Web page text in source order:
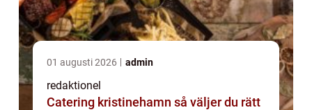
01 augusti 2026 admin
redaktionel
Catering kristinehamn så väljer du rätt